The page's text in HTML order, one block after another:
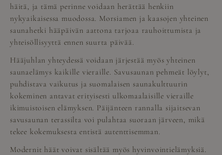
häitä, ja tämä perinne voidaan herättää henkiin
nykyaikaisessa muodossa. Morsiamen ja kaasojen yhteinen
saunahetki hääpäivän aattona tarjoaa rauhoittumista ja
yhteisöllisyyttä ennen suurta päivää.
Hääjuhlan yhteydessä voidaan järjestää myös yhteinen
saunaelämys kaikille vieraille. Savusaunan pehmeät löylyt,
puhdistava vaikutus ja suomalaisen saunakulttuurin
kokeminen antavat erityisesti ulkomaalaisille vieraille
ikimuistoisen elämyksen. Päijänteen rannalla sijaitsevan
savusaunan terassilta voi pulahtaa suoraan järveen, mikä
tekee kokemuksesta entistä autenttisemman.
Modernit häät voivat sisältää myös hyvinvointielämyksiä.